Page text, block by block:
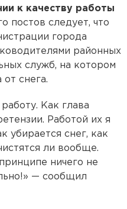
к качеству работы
постов следует, что
города
районных
служб, на котором
снега.
Как глава
Работой их я
убирается снег, как
ли вообще.
ничего не
— сообщил